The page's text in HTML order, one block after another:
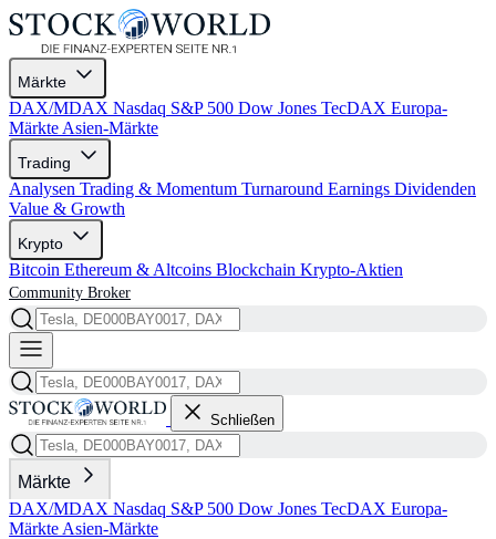
Märkte
DAX/MDAX Nasdaq S&P 500 Dow Jones TecDAX Europa-
Märkte Asien-Märkte
Trading
Analysen Trading & Momentum Turnaround Earnings Dividenden
Value & Growth
Krypto
Bitcoin Ethereum & Altcoins Blockchain Krypto-Aktien
Community Broker
Schließen
Märkte
DAX/MDAX Nasdaq S&P 500 Dow Jones TecDAX Europa-
Märkte Asien-Märkte